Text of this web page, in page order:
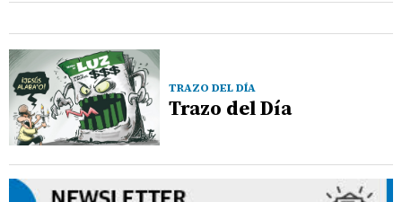
TRAZO DEL DÍA
Trazo del Día